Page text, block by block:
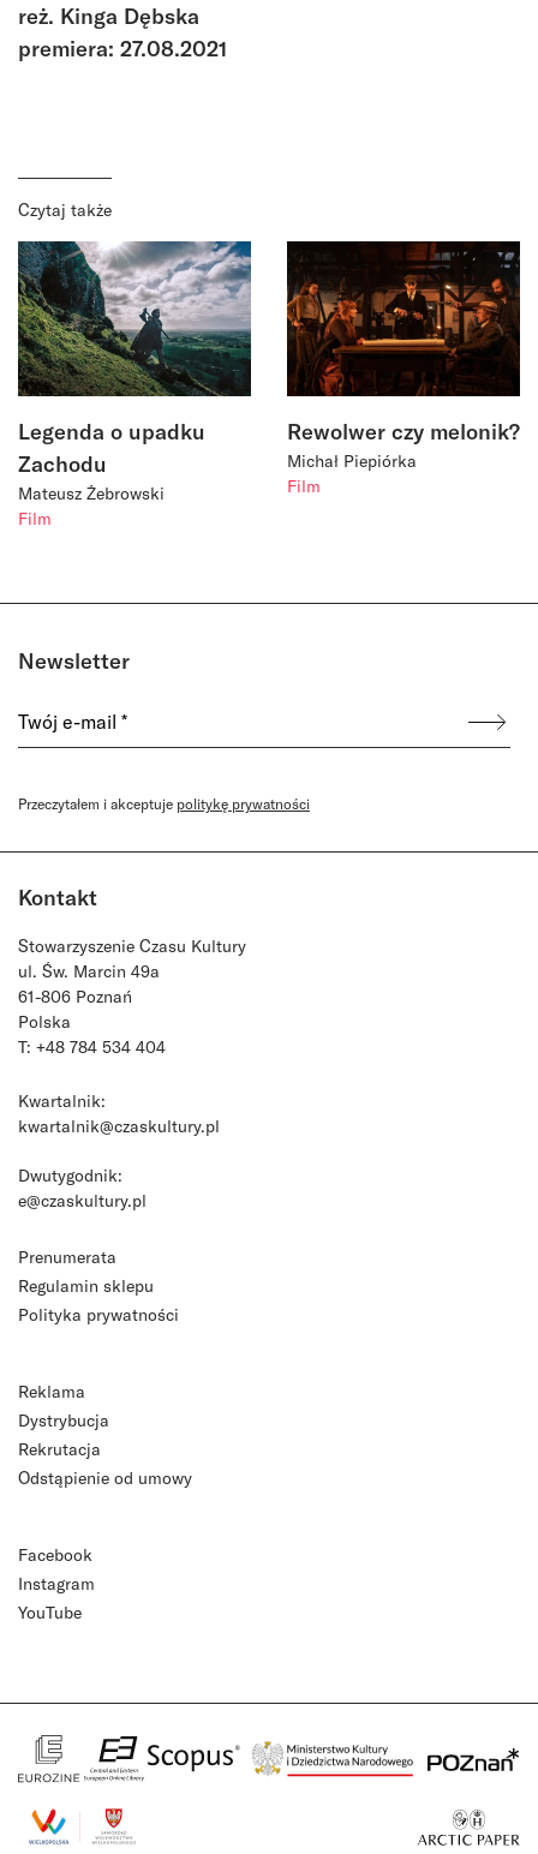
reż. Kinga Dębska
premiera: 27.08.2021
Czytaj także
Legenda o upadku
Zachodu
Mateusz Żebrowski
Film
Rewolwer czy melonik?
Michał Piepiórka
Film
Newsletter
Przeczytałem i akceptuje politykę prywatności
Kontakt
Stowarzyszenie Czasu Kultury
ul. Św. Marcin 49a
61-806 Poznań
Polska
T: +48 784 534 404
Kwartalnik:
kwartalnik@czaskultury.pl
Dwutygodnik:
e@czaskultury.pl
Prenumerata
Regulamin sklepu
Polityka prywatności
Reklama
Dystrybucja
Rekrutacja
Odstąpienie od umowy
Facebook
Instagram
YouTube